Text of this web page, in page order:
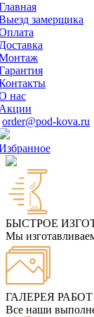
замерщика
нас
order@pod-kova.ru
БЫСТРОЕ
Мы
ГАЛЕРЕЯ РАБОТ
Все наши